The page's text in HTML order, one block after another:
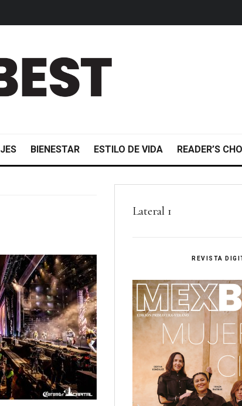
BIENESTAR ESTILO DE VIDA READER’S
Lateral 1
REVISTA